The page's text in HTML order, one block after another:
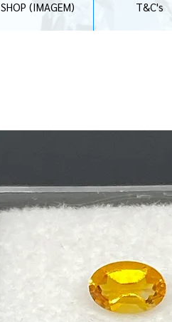
SHOP (IMAGEM) T&C's